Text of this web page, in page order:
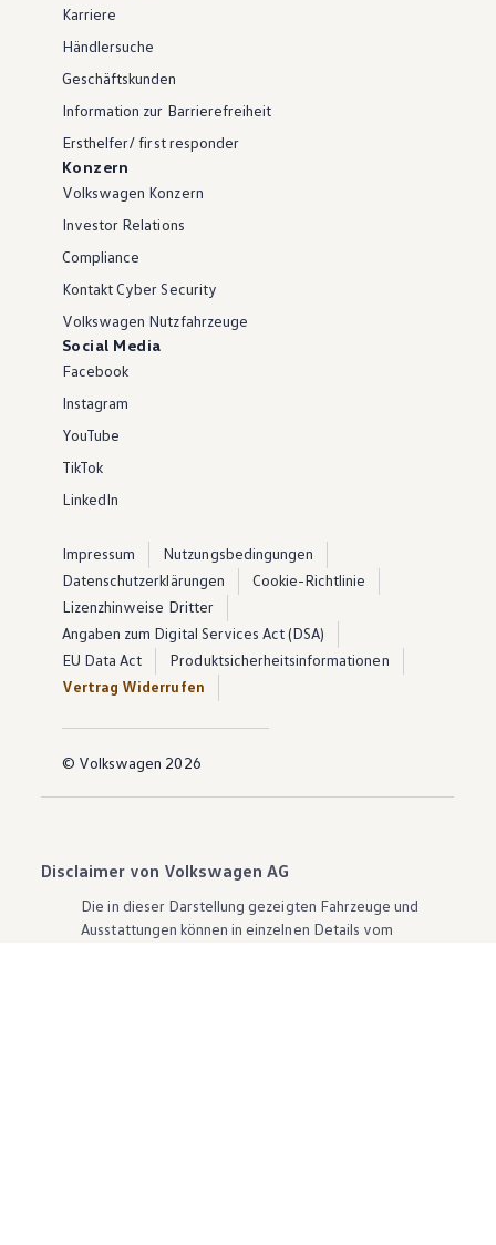
Karriere
Händlersuche
Geschäftskunden
Information zur Barrierefreiheit
Ersthelfer/ first responder
Konzern
Volkswagen Konzern
Investor Relations
Compliance
Kontakt Cyber Security
Volkswagen Nutzfahrzeuge
Social Media
Facebook
Instagram
YouTube
TikTok
LinkedIn
Impressum
Nutzungsbedingungen
Datenschutzerklärungen
Cookie-Richtlinie
Lizenzhinweise Dritter
Angaben zum Digital Services Act (DSA)
EU Data Act
Produktsicherheitsinformationen
Vertrag Widerrufen
© Volkswagen 2026
Disclaimer von Volkswagen AG
Die in dieser Darstellung gezeigten Fahrzeuge und
Ausstattungen können in einzelnen Details vom